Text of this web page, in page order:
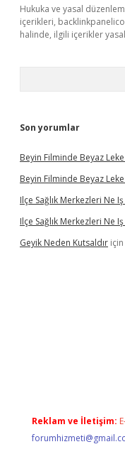
Hukuka ve yasal
içerikleri,
halinde, ilgili içerikler
Son yorumlar
Beyin Filminde Beyaz
Beyin Filminde Beyaz
Ilçe Sağlık Merkezleri Ne
Ilçe Sağlık Merkezleri Ne
Geyik Neden Kutsaldır için
Reklam ve İletişim: